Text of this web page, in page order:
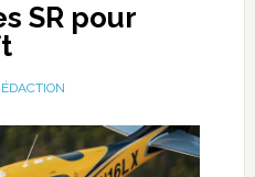
SR pour